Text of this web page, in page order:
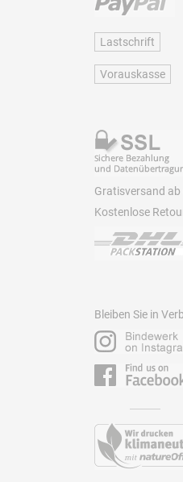
Lastschrift
Vorauskasse
Gratisversand ab
Kostenlose
Bleiben Sie in